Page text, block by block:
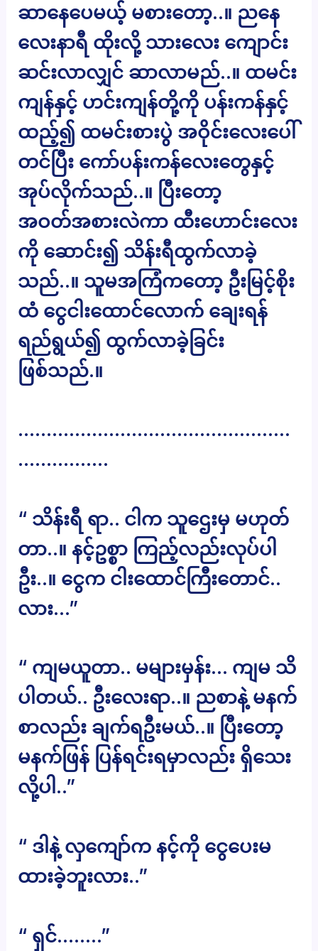
ဆာနေပေမယ့် မစားတော့..။ ညနေ
လေးနာရီ ထိုးလို့ သားလေး ကျောင်း
ဆင်းလာလျှင် ဆာလာမည်..။ ထမင်း
ကျန်နှင့် ဟင်းကျန်တို့ကို ပန်းကန်နှင့်
ထည့်၍ ထမင်းစားပွဲ အဝိုင်းလေးပေါ်
တင်ပြီး ကော်ပန်းကန်လေးတွေနှင့်
အုပ်လိုက်သည်..။ ပြီးတော့
အဝတ်အစားလဲကာ ထီးဟောင်းလေး
ကို ဆောင်း၍ သိန်းရီထွက်လာခဲ့
သည်..။ သူမအကြံကတော့ ဦးမြင့်စိုး
ထံ ငွေငါးထောင်လောက် ချေးရန်
ရည်ရွယ်၍ ထွက်လာခဲ့ခြင်း
ဖြစ်သည်.။
…………………………………………
…………….
“ သိန်းရီ ရာ.. ငါက သူဌေးမှ မဟုတ်
တာ..။ နင့်ဥစ္စာ ကြည့်လည်းလုပ်ပါ
ဦး..။ ငွေက ငါးထောင်ကြီးတောင်..
လား…”
“ ကျမယူတာ.. မများမှန်း… ကျမ သိ
ပါတယ်.. ဦးလေးရာ..။ ညစာနဲ့ မနက်
စာလည်း ချက်ရဦးမယ်..။ ပြီးတော့
မနက်ဖြန် ပြန်ရင်းရမှာလည်း ရှိသေး
လို့ပါ..”
“ ဒါနဲ့ လှကျော်က နင့်ကို ငွေပေးမ
ထားခဲ့ဘူးလား..”
“ ရှင်……..”